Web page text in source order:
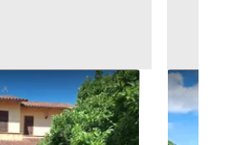
e
Asta
corte e